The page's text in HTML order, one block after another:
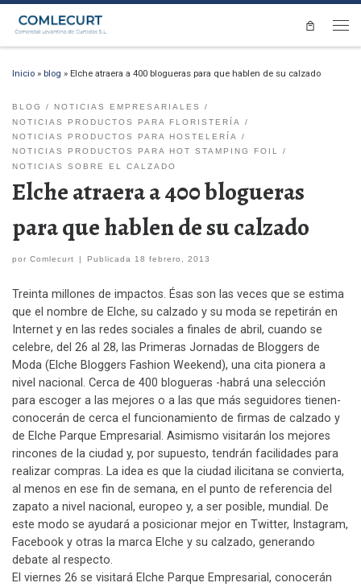
Saltar al contenido
Inicio » blog » Elche atraera a 400 blogueras para que hablen de su calzado
BLOG
NOTICIAS EMPRESARIALES
NOTICIAS PRODUCTOS PARA FLORISTERÍA
NOTICIAS PRODUCTOS PARA HOSTELERÍA
NOTICIAS PRODUCTOS PARA HOT STAMPING FOIL
NOTICIAS SOBRE EL CALZADO
Elche atraera a 400 blogueras
para que hablen de su calzado
por Comlecurt | Publicada 18 febrero, 2013
Treinta millones de impactos. Ésas son las veces que se estima
que el nombre de Elche, su calzado y su moda se repetirán en
Internet y en las redes sociales a finales de abril, cuando se
celebre, del 26 al 28, las Primeras Jornadas de Bloggers de
Moda (Elche Bloggers Fashion Weekend), una cita pionera a
nivel nacional. Cerca de 400 blogueras -habrá una selección
para escoger a las mejores o a las que más seguidores tienen-
conocerán de cerca el funcionamiento de firmas de calzado y
de Elche Parque Empresarial. Asimismo visitarán los mejores
rincones de la ciudad y, por supuesto, tendrán facilidades para
realizar compras. La idea es que la ciudad ilicitana se convierta,
al menos en ese fin de semana, en el punto de referencia del
zapato a nivel nacional, europeo y, a ser posible, mundial. De
este modo se ayudará a posicionar mejor en Twitter, Instagram,
Facebook y otras la marca Elche y su calzado, generando
debate al respecto.
El viernes 26 se visitará Elche Parque Empresarial, conocerán